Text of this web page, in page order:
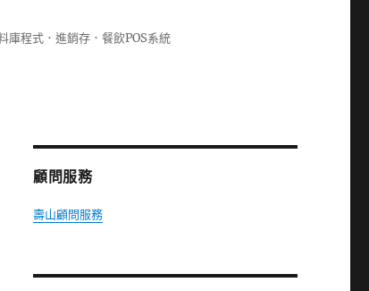
程式．進銷存．餐飲POS系統
顧問服務
壽山顧問服務